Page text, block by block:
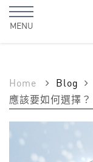
MENU
Home Blog
應該要如何選擇？